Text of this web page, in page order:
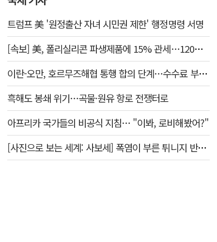
트럼프 美 '원정출산 자녀 시민권 제한' 행정명령 서명
[속보] 美, 폴리실리콘 파생제품에 15% 관세…120일 뒤 발효
이란-오만, 호르무즈해협 통행 합의 단계…수수료 부과되나
흑해도 봉쇄 위기…곡물·원유 항로 전쟁터로
아프리카 국가들의 비공식 지침… "이봐, 로비해봤어?"
[사진으로 보는 세계: 사보세] 폭염이 부른 튀니지 반정부 시위